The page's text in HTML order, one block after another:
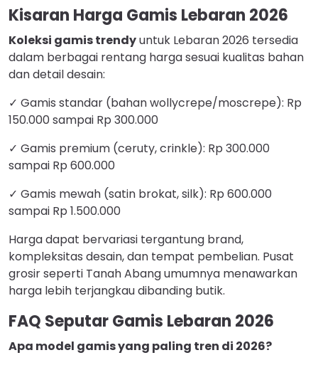
Kisaran Harga Gamis Lebaran 2026
Koleksi gamis trendyuntuk Lebaran 2026 tersedia
dalam berbagai rentang harga sesuai kualitas bahan
dan detail desain:
✓ Gamis standar (bahan wollycrepe/moscrepe): Rp
150.000 sampai Rp 300.000
✓ Gamis premium (ceruty, crinkle): Rp 300.000
sampai Rp 600.000
✓ Gamis mewah (satin brokat, silk): Rp 600.000
sampai Rp 1.500.000
Harga dapat bervariasi tergantung brand,
kompleksitas desain, dan tempat pembelian. Pusat
grosir seperti Tanah Abang umumnya menawarkan
harga lebih terjangkau dibanding butik.
FAQ Seputar Gamis Lebaran 2026
Apa model gamis yang paling tren di 2026?